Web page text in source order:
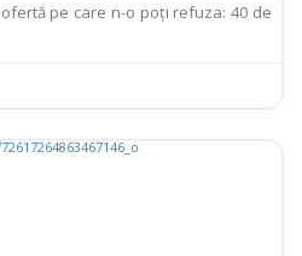
pe care n-o poţi refuza: 40 de